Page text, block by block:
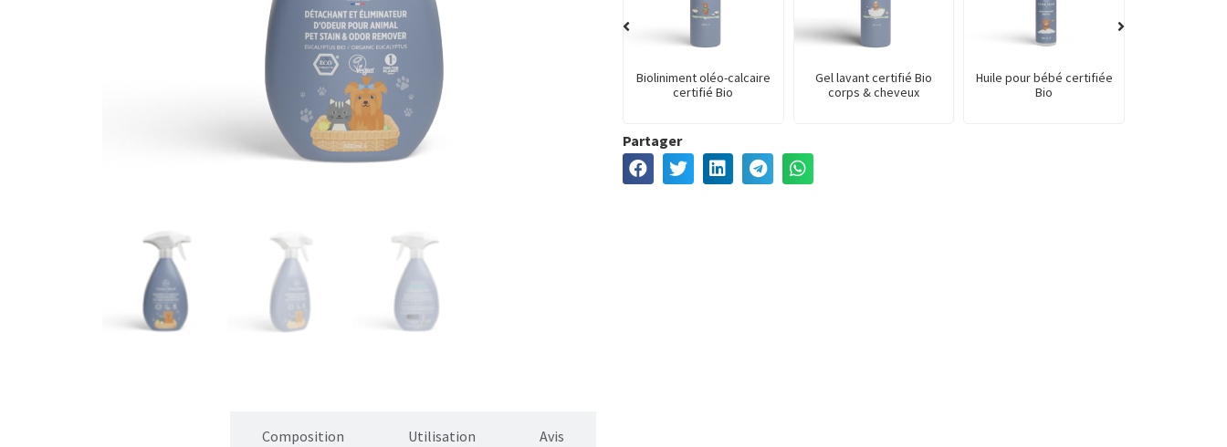
Adoucissant écologique
lavande
Bioliniment oléo-calcaire
certifié Bio
Gel lavant certifié Bio
corps & cheveux
Huile pour bébé certifiée
Bio
Partager
Composition Utilisation Avis